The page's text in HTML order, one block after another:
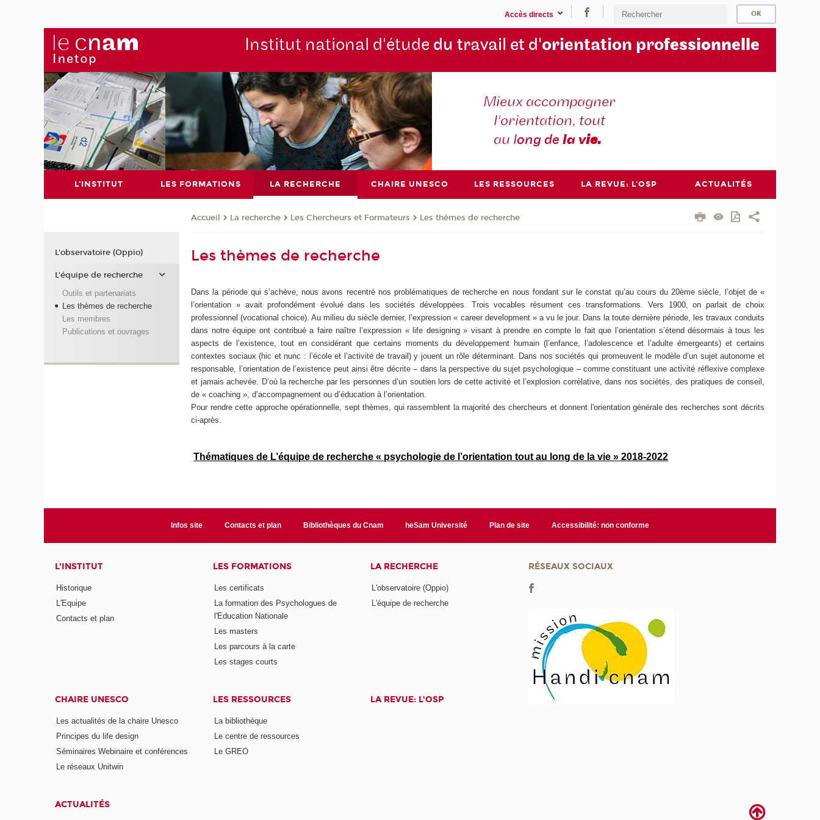
Accès directs
Institut national d'étude du travail et d'orientation professionnelle
Mieux accompagner
l'orientation, tout
au long dela vie.
L'INSTITUT LES FORMATIONS LA RECHERCHE CHAIRE UNESCO LES RESSOURCES LA REVUE: L'OSP ACTUALITÉS
Accueil La recherche Les Chercheurs et Formateurs Les thèmes de recherche
Les thèmes de recherche
Dans la période qui s’achève, nous avons recentré nos problématiques de recherche en nous fondant sur le constat qu’au cours du 20ème siècle, l’objet de «
l’orientation » avait profondément évolué dans les sociétés développées. Trois vocables résument ces transformations. Vers 1900, on parlait de choix
professionnel (vocational choice). Au milieu du siècle dernier, l’expression « career development » a vu le jour. Dans la toute dernière période, les travaux conduits
dans notre équipe ont contribué a faire naître l’expression « life designing » visant à prendre en compte le fait que l’orientation s’étend désormais à tous les
aspects de l’existence, tout en considérant que certains moments du développement humain (l’enfance, l’adolescence et l’adulte émergeants) et certains
contextes sociaux (hic et nunc : l’école et l’activité de travail) y jouent un rôle déterminant. Dans nos sociétés qui promeuvent le modèle d’un sujet autonome et
responsable, l’orientation de l’existence peut ainsi être décrite – dans la perspective du sujet psychologique – comme constituant une activité réflexive complexe
et jamais achevée. D’où la recherche par les personnes d’un soutien lors de cette activité et l’explosion corrélative, dans nos sociétés, des pratiques de conseil,
de « coaching », d’accompagnement ou d’éducation à l’orientation.
Pour rendre cette approche opérationnelle, sept thèmes, qui rassemblent la majorité des chercheurs et donnent l'orientation générale des recherches sont décrits
ci-après.
Thématiques de L’équipe de recherche « psychologie de l’orientation tout au long de la vie » 2018-2022
L'observatoire (Oppio)
L'équipe de recherche
Outils et partenariats
Les thèmes de recherche
Les membres
Publications et ouvrages
Infos site Contacts et plan Bibliothèques du Cnam heSam Université Plan de site Accessibilité: non conforme
L'INSTITUT
Historique
L'Equipe
Contacts et plan
LES FORMATIONS
Les certificats
La formation des Psychologues de
l'Education Nationale
Les masters
Les parcours à la carte
Les stages courts
LA RECHERCHE
L'observatoire (Oppio)
L'équipe de recherche
CHAIRE UNESCO
Les actualités de la chaire Unesco
Principes du life design
Séminaires Webinaire et conférences
Le réseaux Unitwin
LES RESSOURCES
La bibliothèque
Le centre de ressources
Le GREO
LA REVUE: L'OSP
ACTUALITÉS
RÉSEAUX SOCIAUX